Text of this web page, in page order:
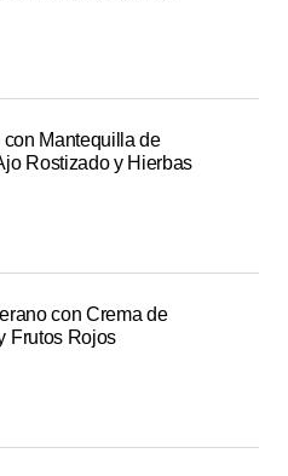
con Mantequilla de
Rostizado y Hierbas
con Crema de
Frutos Rojos